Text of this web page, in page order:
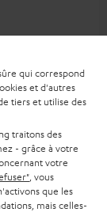
qui correspond
et d'autres
tiers et utilise des
traitons des
- grâce à votre
votre
, vous
que les
mais celles-